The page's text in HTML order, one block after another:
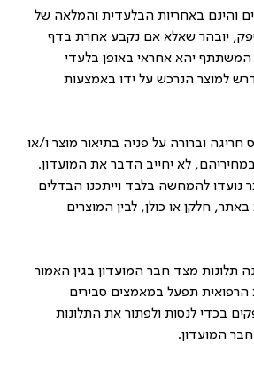
והינם באחריות הבלעדית והמלאה של
יובהר שאלא אם נקבע אחרת בדף
המשתתף יהא אחראי באופן בלעדי
למוצר הנרכש על ידו באמצעות
חריגה וברורה על פניה בתיאור מוצר ו/או
לא יחייב הדבר את המועדון.
נועדו להמחשה בלבד וייתכנו הבדלים
חלקן או כולן, לבין המוצרים
תלונות מצד חבר המועדון בגין האמור
תפעל במאמצים סבירים
בכדי לנסות ולפתור את התלונות
המועדון.